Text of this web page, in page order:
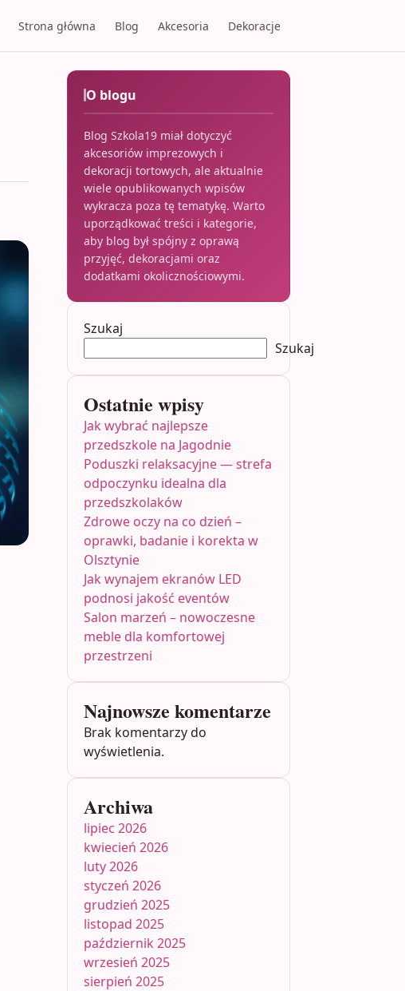
Strona główna Blog Akcesoria Dekoracje
O blogu
Blog Szkola19 miał dotyczyć
akcesoriów imprezowych i
dekoracji tortowych, ale aktualnie
wiele opublikowanych wpisów
wykracza poza tę tematykę. Warto
uporządkować treści i kategorie,
aby blog był spójny z oprawą
przyjęć, dekoracjami oraz
dodatkami okolicznościowymi.
Szukaj
Szukaj
Ostatnie wpisy
Jak wybrać najlepsze
przedszkole na Jagodnie
Poduszki relaksacyjne — strefa
odpoczynku idealna dla
przedszkolaków
Zdrowe oczy na co dzień –
oprawki, badanie i korekta w
Olsztynie
Jak wynajem ekranów LED
podnosi jakość eventów
Salon marzeń – nowoczesne
meble dla komfortowej
przestrzeni
Najnowsze komentarze
Brak komentarzy do
wyświetlenia.
Archiwa
lipiec 2026
kwiecień 2026
luty 2026
styczeń 2026
grudzień 2025
listopad 2025
październik 2025
wrzesień 2025
sierpień 2025